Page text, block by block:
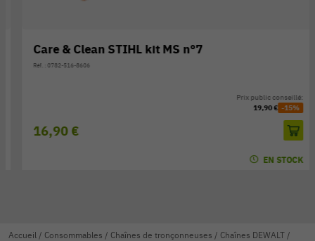
Care & Clean STIHL kit MS n°7
Réf. : 0782-516-8606
16,90 €
Prix public conseillé:
19,90 € -15%
EN STOCK
Accueil / Consommables / Chaînes de tronçonneuses / Chaînes DEWALT /